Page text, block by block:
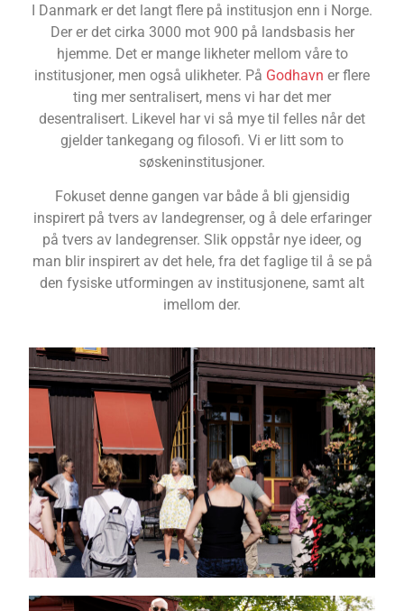
I Danmark er det langt flere på institusjon enn i Norge.
Der er det cirka 3000 mot 900 på landsbasis her
hjemme. Det er mange likheter mellom våre to
institusjoner, men også ulikheter. På Godhavn er flere
ting mer sentralisert, mens vi har det mer
desentralisert. Likevel har vi så mye til felles når det
gjelder tankegang og filosofi. Vi er litt som to
søskeninstitusjoner.
Fokuset denne gangen var både å bli gjensidig
inspirert på tvers av landegrenser, og å dele erfaringer
på tvers av landegrenser. Slik oppstår nye ideer, og
man blir inspirert av det hele, fra det faglige til å se på
den fysiske utformingen av institusjonene, samt alt
imellom der.